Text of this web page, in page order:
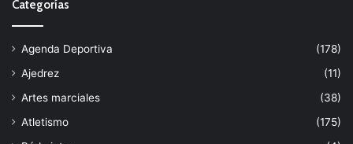
Categorías
Agenda Deportiva
(178)
Ajedrez
(11)
Artes marciales
(38)
Atletismo
(175)